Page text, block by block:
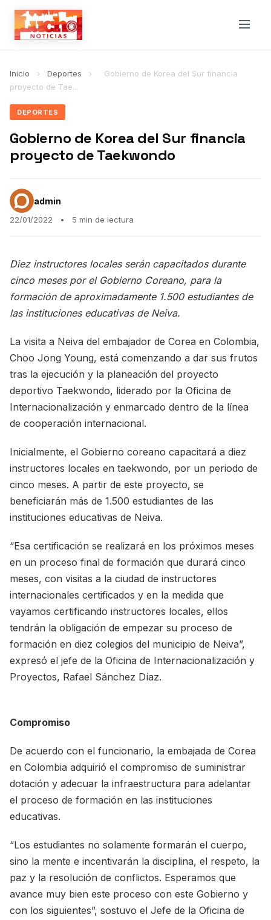
Inicio › Deportes ›
Gobierno de Korea del Sur financia
proyecto de Tae...
DEPORTES
Gobierno de Korea del Sur financia
proyecto de Taekwondo
admin
22/01/2022 • 5 min de lectura
Diez instructores locales serán capacitados durante
cinco meses por el Gobierno Coreano, para la
formación de aproximadamente 1.500 estudiantes de
las instituciones educativas de Neiva.
La visita a Neiva del embajador de Corea en Colombia,
Choo Jong Young, está comenzando a dar sus frutos
tras la ejecución y la planeación del proyecto
deportivo Taekwondo, liderado por la Oficina de
Internacionalización y enmarcado dentro de la línea
de cooperación internacional.
Inicialmente, el Gobierno coreano capacitará a diez
instructores locales en taekwondo, por un periodo de
cinco meses. A partir de este proyecto, se
beneficiarán más de 1.500 estudiantes de las
instituciones educativas de Neiva.
“Esa certificación se realizará en los próximos meses
en un proceso final de formación que durará cinco
meses, con visitas a la ciudad de instructores
internacionales certificados y en la medida que
vayamos certificando instructores locales, ellos
tendrán la obligación de empezar su proceso de
formación en diez colegios del municipio de Neiva”,
expresó el jefe de la Oficina de Internacionalización y
Proyectos, Rafael Sánchez Díaz.
Compromiso
De acuerdo con el funcionario, la embajada de Corea
en Colombia adquirió el compromiso de suministrar
dotación y adecuar la infraestructura para adelantar
el proceso de formación en las instituciones
educativas.
“Los estudiantes no solamente formarán el cuerpo,
sino la mente e incentivarán la disciplina, el respeto, la
paz y la resolución de conflictos. Esperamos que
avance muy bien este proceso con este Gobierno y
con los siguientes”, sostuvo el Jefe de la Oficina de